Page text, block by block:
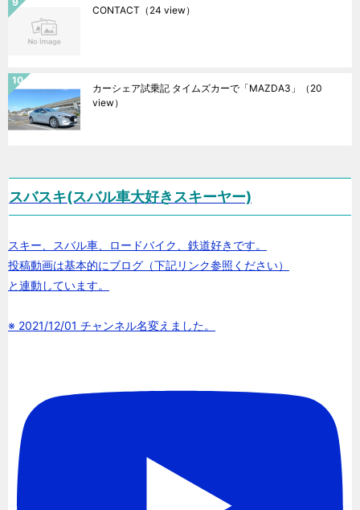
CONTACT （24 view）
カーシェア試乗記 タイムズカーで「MAZDA3」
（20
view）
スバスキ(スバル車大好きスキーヤー)
スキー、スバル車、ロードバイク、鉄道好きです。
投稿動画は基本的にブログ（下記リンク参照ください）
と連動しています。
※ 2021/12/01 チャンネル名変えました。